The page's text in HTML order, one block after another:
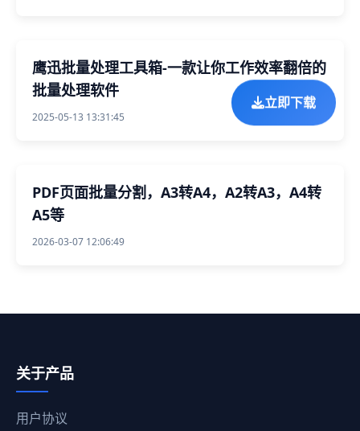
鹰迅批量处理工具箱-一款让你工作效率翻倍的
批量处理软件
2025-05-13 13:31:45
PDF页面批量分割，A3转A4，A2转A3，A4转
A5等
2026-03-07 12:06:49
立即下载
关于产品
用户协议